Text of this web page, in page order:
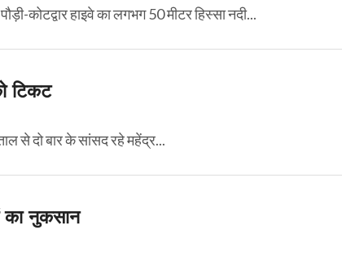
कोटद्वार हाइवे का लगभग 50 मीटर हिस्सा नदी...
टिकट
से दो बार के सांसद रहे महेंद्र...
का नुकसान